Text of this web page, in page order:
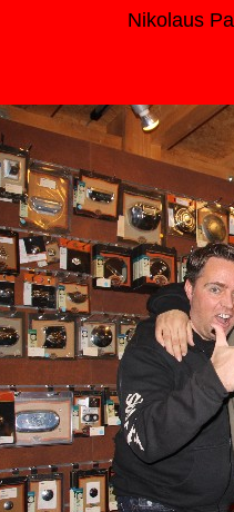
Nikolaus